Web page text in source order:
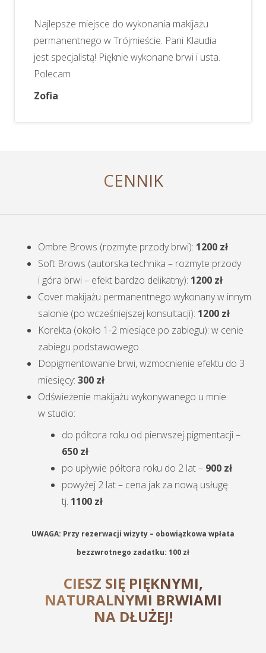
Najlepsze miejsce do wykonania makijażu
permanentnego w Trójmieście. Pani Klaudia
jest specjalistą! Pięknie wykonane brwi i usta.
Polecam
Zofia
CENNIK
Ombre Brows (rozmyte przody brwi): 1200 zł
Soft Brows (autorska technika – rozmyte przody
i góra brwi – efekt bardzo delikatny): 1200 zł
Cover makijażu permanentnego wykonany w innym
salonie (po wcześniejszej konsultacji): 1200 zł
Korekta (około 1-2 miesiące po zabiegu): w cenie
zabiegu podstawowego
Dopigmentowanie brwi, wzmocnienie efektu do 3
miesięcy: 300 zł
Odświeżenie makijażu wykonywanego u mnie
w studio:
do półtora roku od pierwszej pigmentacji –
650 zł
po upływie półtora roku do 2 lat – 900 zł
powyżej 2 lat – cena jak za nową usługę
tj. 1100 zł
UWAGA: Przy rezerwacji wizyty – obowiązkowa wpłata
bezzwrotnego zadatku: 100 zł
CIESZ SIĘ PIĘKNYMI,
NATURALNYMI BRWIAMI
NA DŁUŻEJ!